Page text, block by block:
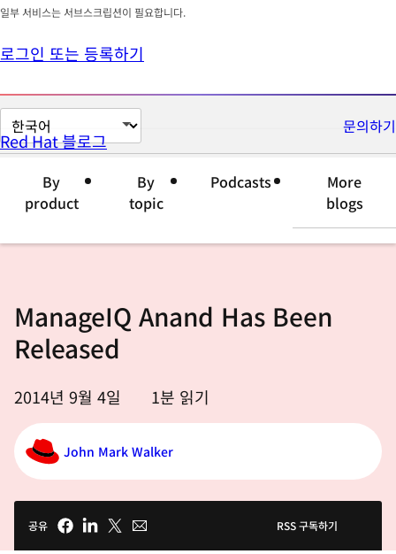
일부 서비스는 서브스크립션이 필요합니다.
로그인 또는 등록하기
페
이
변
문의하기
Red Hat 블로그
By
product
By
topic
Podcasts
More
blogs
ManageIQ Anand Has Been
Released
2014년 9월 4일 1분 읽기
John Mark Walker
공유 RSS 구독하기